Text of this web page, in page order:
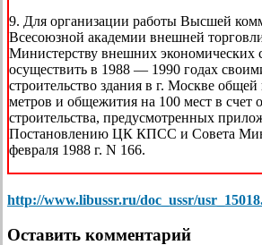
9. Для организации работы Высшей
Всесоюзной академии внешней
Министерству внешних экономических
осуществить в 1988 — 1990 годах
строительство здания в г. Москве
метров и общежития на 100 мест в счет
строительства, предусмотренных
Постановлению ЦК КПСС и Совета
февраля 1988 г. N 166.
http://www.libussr.ru/doc_ussr/
Оставить комментарий